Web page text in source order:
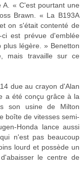
« C'est pourtant une
Brawn. « La B193A
on s'était contenté de
est prévue d'emblée
plus légère. » Benetton
mais travaille sur ce
due au crayon d'Alan
a été conçu grâce à la
son usine de Milton
boîte de vitesses semi-
Honda lance aussi
n'est pas beaucoup
lourd et possède un
le centre de